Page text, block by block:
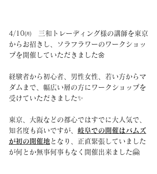
4/10㈪　三和トレーディング様の講師を東京
からお招きし、ソラフラワーのワークショッ
プを開催していただきました🌼
経験者から初心者、男性女性、若い方からマ
ダムまで、幅広い層の方にワークショップを
受けていただきました✨
東京、大阪などの都心ではすでに大人気で、
知名度も高いですが、 岐阜での開催はバムズ
が初の開催地 となり、正直緊張していました
が何とか無事何事もなく開催出来ました🤗